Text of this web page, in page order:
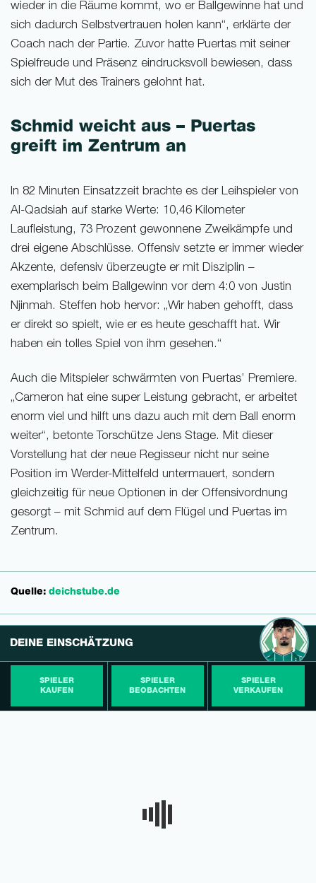
wieder in die Räume kommt, wo er Ballgewinne hat und
sich dadurch Selbstvertrauen holen kann“, erklärte der
Coach nach der Partie. Zuvor hatte Puertas mit seiner
Spielfreude und Präsenz eindrucksvoll bewiesen, dass
sich der Mut des Trainers gelohnt hat.
Schmid weicht aus – Puertas
greift im Zentrum an
In 82 Minuten Einsatzzeit brachte es der Leihspieler von
Al-Qadsiah auf starke Werte: 10,46 Kilometer
Laufleistung, 73 Prozent gewonnene Zweikämpfe und
drei eigene Abschlüsse. Offensiv setzte er immer wieder
Akzente, defensiv überzeugte er mit Disziplin –
exemplarisch beim Ballgewinn vor dem 4:0 von Justin
Njinmah. Steffen hob hervor: „Wir haben gehofft, dass
er direkt so spielt, wie er es heute geschafft hat. Wir
haben ein tolles Spiel von ihm gesehen.“
Auch die Mitspieler schwärmten von Puertas’ Premiere.
„Cameron hat eine super Leistung gebracht, er arbeitet
enorm viel und hilft uns dazu auch mit dem Ball enorm
weiter“, betonte Torschütze Jens Stage. Mit dieser
Vorstellung hat der neue Regisseur nicht nur seine
Position im Werder-Mittelfeld untermauert, sondern
gleichzeitig für neue Optionen in der Offensivordnung
gesorgt – mit Schmid auf dem Flügel und Puertas im
Zentrum.
Quelle: deichstube.de
DEINE EINSCHÄTZUNG
SPIELER
KAUFEN
SPIELER
BEOBACHTEN
SPIELER
VERKAUFEN